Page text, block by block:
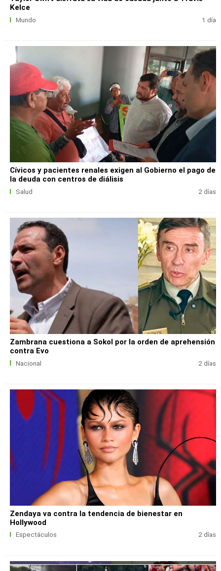
Kelce
Mundo 1 día
Cívicos y pacientes renales exigen al Gobierno el pago de
la deuda con centros de diálisis
Salud 2 días
Zambrana cuestiona a Sokol por la orden de aprehensión
contra Evo
Nacional 2 días
Zendaya va contra la tendencia de bienestar en
Hollywood
Espectáculos 2 días